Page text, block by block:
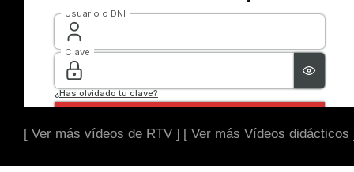
[ Ver más vídeos de RTV ] [ Ver más Vídeos didácticos